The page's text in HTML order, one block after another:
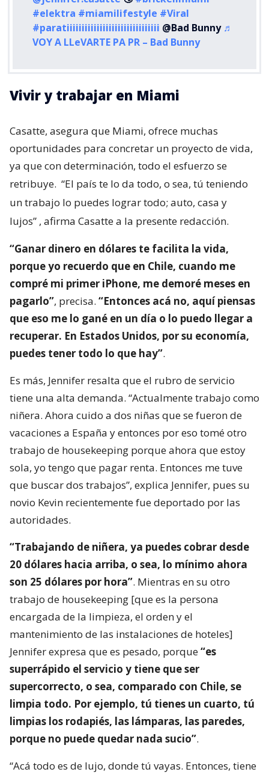
#elektra #miamilifestyle #Viral
#paratiiiiiiiiiiiiiiiiiiiiiiiiiiiiiii @Bad Bunny ♬
VOY A LLeVARTE PA PR – Bad Bunny
Vivir y trabajar en Miami
Casatte, asegura que Miami, ofrece muchas
oportunidades para concretar un proyecto de vida,
ya que con determinación, todo el esfuerzo se
retribuye. “El país te lo da todo, o sea, tú teniendo
un trabajo lo puedes lograr todo; auto, casa y
lujos” , afirma Casatte a la presente redacción.
“Ganar dinero en dólares te facilita la vida,
porque yo recuerdo que en Chile, cuando me
compré mi primer iPhone, me demoré meses en
pagarlo”, precisa. “Entonces acá no, aquí piensas
que eso me lo gané en un día o lo puedo llegar a
recuperar. En Estados Unidos, por su economía,
puedes tener todo lo que hay”.
Es más, Jennifer resalta que el rubro de servicio
tiene una alta demanda. “Actualmente trabajo como
niñera. Ahora cuido a dos niñas que se fueron de
vacaciones a España y entonces por eso tomé otro
trabajo de housekeeping porque ahora que estoy
sola, yo tengo que pagar renta. Entonces me tuve
que buscar dos trabajos”, explica Jennifer, pues su
novio Kevin recientemente fue deportado por las
autoridades.
“Trabajando de niñera, ya puedes cobrar desde
20 dólares hacia arriba, o sea, lo mínimo ahora
son 25 dólares por hora”. Mientras en su otro
trabajo de housekeeping [que es la persona
encargada de la limpieza, el orden y el
mantenimiento de las instalaciones de hoteles]
Jennifer expresa que es pesado, porque“es
superrápido el servicio y tiene que ser
supercorrecto, o sea, comparado con Chile, se
limpia todo. Por ejemplo, tú tienes un cuarto, tú
limpias los rodapiés, las lámparas, las paredes,
porque no puede quedar nada sucio”.
“Acá todo es de lujo, donde tú vayas. Entonces, tiene